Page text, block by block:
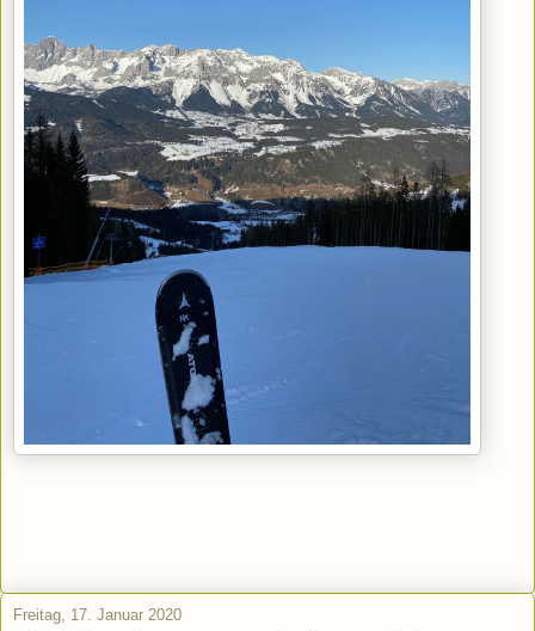
Freitag, 17. Januar 2020